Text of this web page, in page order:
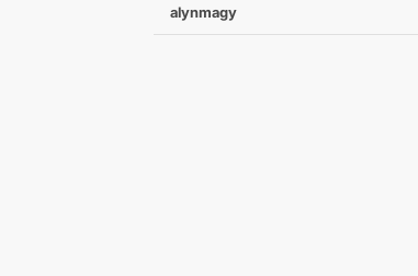
alynmagy